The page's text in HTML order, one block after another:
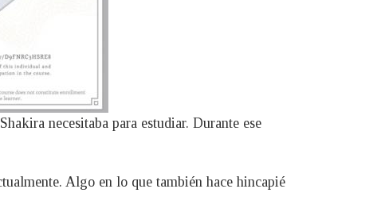
necesitaba para estudiar. Durante ese
Algo en lo que también hace hincapié